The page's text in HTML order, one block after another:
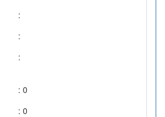
:
:
:
: 0
: 0